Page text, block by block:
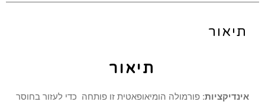
תיאור
תיאור
אינדיקציות: פורמולה הומיאופאטית זו פותחה כדי לעזור בחוסר